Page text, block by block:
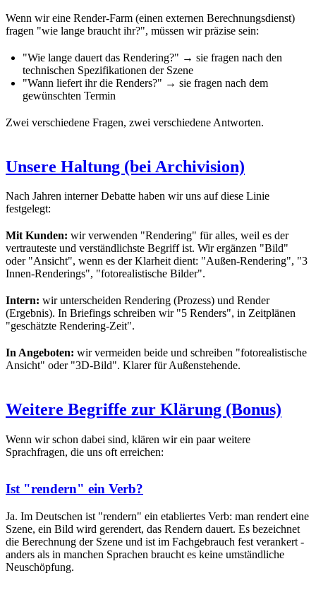
Wenn wir eine Render-Farm (einen externen Berechnungsdienst)
fragen "wie lange braucht ihr?", müssen wir präzise sein:
"Wie lange dauert das Rendering?" → sie fragen nach den
technischen Spezifikationen der Szene
"Wann liefert ihr die Renders?" → sie fragen nach dem
gewünschten Termin
Zwei verschiedene Fragen, zwei verschiedene Antworten.
Unsere Haltung (bei Archivision)
Nach Jahren interner Debatte haben wir uns auf diese Linie
festgelegt:
Mit Kunden: wir verwenden "Rendering" für alles, weil es der
vertrauteste und verständlichste Begriff ist. Wir ergänzen "Bild"
oder "Ansicht", wenn es der Klarheit dient: "Außen-Rendering", "3
Innen-Renderings", "fotorealistische Bilder".
Intern: wir unterscheiden Rendering (Prozess) und Render
(Ergebnis). In Briefings schreiben wir "5 Renders", in Zeitplänen
"geschätzte Rendering-Zeit".
In Angeboten: wir vermeiden beide und schreiben "fotorealistische
Ansicht" oder "3D-Bild". Klarer für Außenstehende.
Weitere Begriffe zur Klärung (Bonus)
Wenn wir schon dabei sind, klären wir ein paar weitere
Sprachfragen, die uns oft erreichen:
Ist "rendern" ein Verb?
Ja. Im Deutschen ist "rendern" ein etabliertes Verb: man rendert eine
Szene, ein Bild wird gerendert, das Rendern dauert. Es bezeichnet
die Berechnung der Szene und ist im Fachgebrauch fest verankert -
anders als in manchen Sprachen braucht es keine umständliche
Neuschöpfung.